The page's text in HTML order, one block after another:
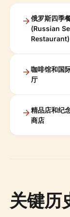
俄罗斯四季
(Russian
Restaurant)
咖啡馆和国
厅
精品店和纪
商店
关键历